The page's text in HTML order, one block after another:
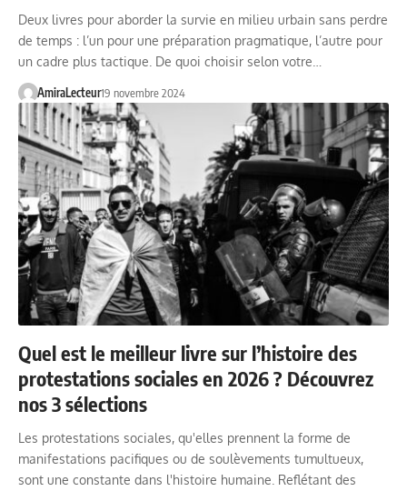
Deux livres pour aborder la survie en milieu urbain sans perdre
de temps : l’un pour une préparation pragmatique, l’autre pour
un cadre plus tactique. De quoi choisir selon votre…
AmiraLecteur19 novembre 2024
Quel est le meilleur livre sur l’histoire des
protestations sociales en 2026 ? Découvrez
nos 3 sélections
Les protestations sociales, qu'elles prennent la forme de
manifestations pacifiques ou de soulèvements tumultueux,
sont une constante dans l'histoire humaine. Reflétant des